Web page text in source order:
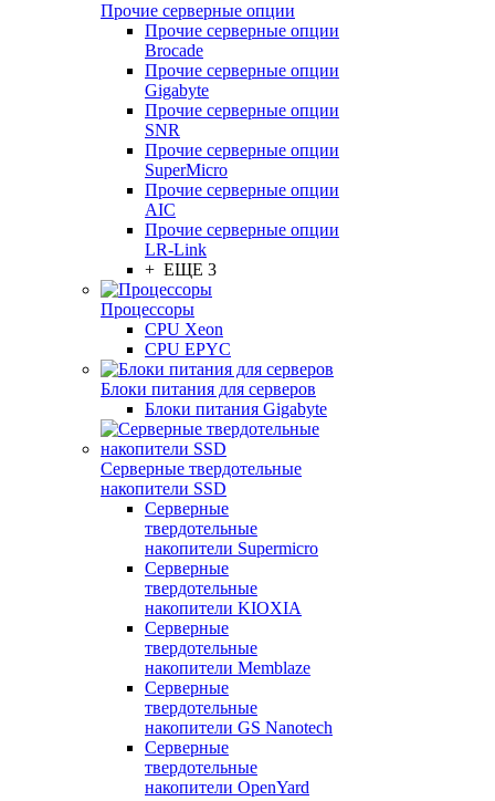
Прочие серверные опции
Прочие серверные опции
Brocade
Прочие серверные опции
Gigabyte
Прочие серверные опции
SNR
Прочие серверные опции
SuperMicro
Прочие серверные опции
AIC
Прочие серверные опции
LR-Link
+ ЕЩЕ 3
Процессоры
CPU Xeon
CPU EPYC
Блоки питания для серверов
Блоки питания Gigabyte
Серверные твердотельные
накопители SSD
Cерверные
твердотельные
накопители Supermicro
Cерверные
твердотельные
накопители KIOXIA
Cерверные
твердотельные
накопители Memblaze
Cерверные
твердотельные
накопители GS Nanotech
Серверные
твердотельные
накопители OpenYard